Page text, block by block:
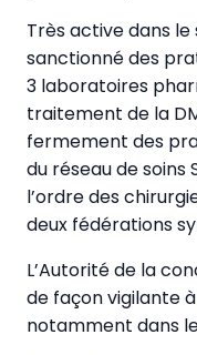
Très active dans
sanctionné des
3 laboratoires
traitement de la
fermement des
du réseau de
l’ordre des
deux fédérations
L’Autorité de la
de façon vigilante
notamment dans